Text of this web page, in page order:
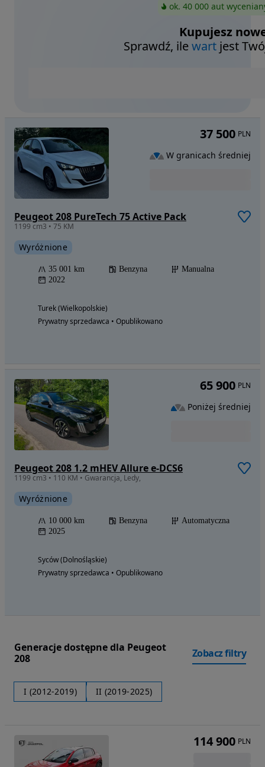
ok. 40 000 aut
Kupujesz
Sprawdź, ilewart jest
Peugeot 208 PureTech 75 Active Pack
1199 cm3 • 75 KM
Wyróżnione
35 001 km Benzyna
Manualna
2022
Turek (Wielkopolskie)
Prywatny sprzedawca • Opublikowano
37 500 PLN
W granicach średniej
Peugeot 208 1.2 mHEV Allure e-DCS6
1199 cm3 • 110 KM • Gwarancja, Ledy,
Wyróżnione
10 000 km Benzyna
Automatyczna
2025
Syców (Dolnośląskie)
Prywatny sprzedawca • Opublikowano
65 900 PLN
Poniżej średniej
Generacje dostępne dla Peugeot
208
Zobacz filtry
I (2012-2019) II (2019-2025)
114 900 PLN